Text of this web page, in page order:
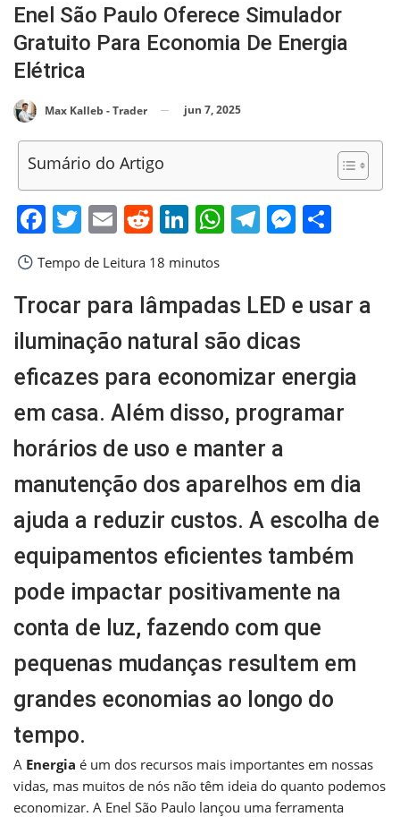
Enel São Paulo Oferece Simulador
Gratuito Para Economia De Energia
Elétrica
Max Kalleb - Trader jun 7, 2025
Sumário do Artigo
Facebook
Twitter
EmailReddit
LinkedIn
WhatsApp
Telegram
Tempo de Leitura 18 minutos
Trocar para lâmpadas LED e usar a
iluminação natural são dicas
eficazes para economizar energia
em casa. Além disso, programar
horários de uso e manter a
manutenção dos aparelhos em dia
ajuda a reduzir custos. A escolha de
equipamentos eficientes também
pode impactar positivamente na
conta de luz, fazendo com que
pequenas mudanças resultem em
grandes economias ao longo do
tempo.
A Energia é um dos recursos mais importantes em nossas
vidas, mas muitos de nós não têm ideia do quanto podemos
economizar. A Enel São Paulo lançou uma ferramenta